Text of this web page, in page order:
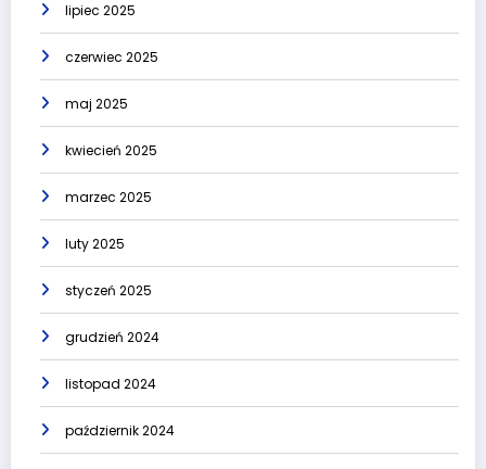
lipiec 2025
czerwiec 2025
maj 2025
kwiecień 2025
marzec 2025
luty 2025
styczeń 2025
grudzień 2024
listopad 2024
październik 2024